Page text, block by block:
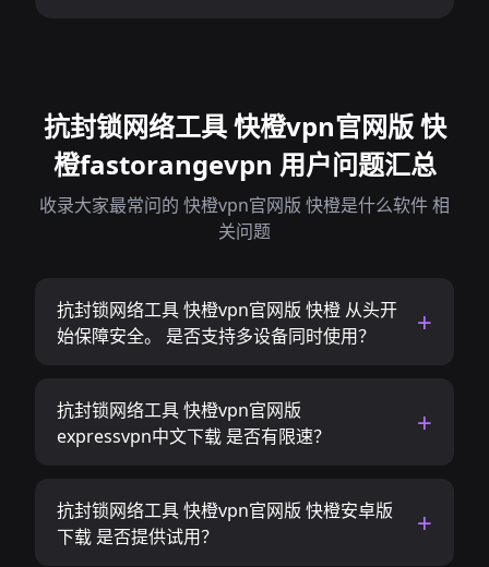
抗封锁网络工具 快橙vpn官网版 快
橙fastorangevpn 用户问题汇总
收录大家最常问的 快橙vpn官网版 快橙是什么软件 相
关问题
抗封锁网络工具 快橙vpn官网版 快橙 从头开
始保障安全。 是否支持多设备同时使用？
抗封锁网络工具 快橙vpn官网版
expressvpn中文下载 是否有限速？
抗封锁网络工具 快橙vpn官网版 快橙安卓版
下载 是否提供试用？